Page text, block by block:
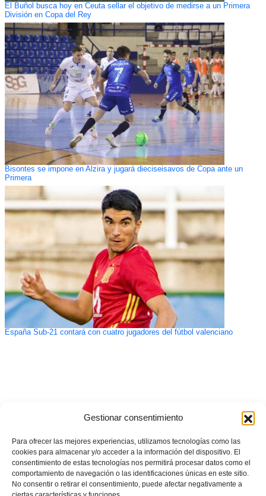
Gestionar consentimiento
Para ofrecer las mejores experiencias, utilizamos tecnologías como las
cookies para almacenar y/o acceder a la información del dispositivo. El
consentimiento de estas tecnologías nos permitirá procesar datos como el
comportamiento de navegación o las identificaciones únicas en este sitio.
No consentir o retirar el consentimiento, puede afectar negativamente a
El Buñol busca hoy en Ceuta sellar el objetivo de medirse a un Primera
División en Copa del Rey
Bisontes se impone en Alzira y jugará dieciseisavos de Copa ante un
Primera
España Sub-21 contará con cuatro jugadores del fútbol valenciano